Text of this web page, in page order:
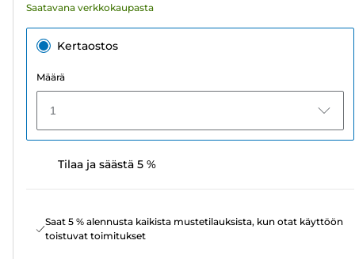
Saatavana verkkokaupasta
Kertaostos
Määrä
1
Tilaa ja säästä 5 %
Saat 5 % alennusta kaikista mustetilauksista, kun otat käyttöön
toistuvat toimitukset